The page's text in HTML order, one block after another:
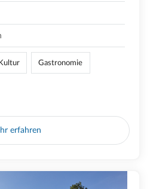
Kultur Gastronomie
erfahren